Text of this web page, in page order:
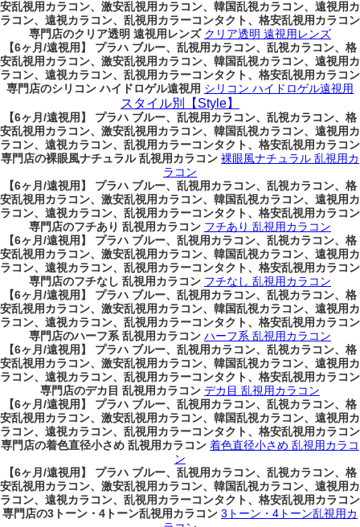
安乱視用カラコン、激安乱視用カラコン、韓国乱視カラコン、遠視用カ
ラコン、遠視カラコン、乱視用カラーコンタクト、格安乱視用カラコン
専門店のクリア透明 遠視用レンズ クリア透明 遠視用レンズ
【6ヶ月/遠視用】 プラハ ブルー、乱視用カラコン、乱視カラコン、格
安乱視用カラコン、激安乱視用カラコン、韓国乱視カラコン、遠視用カ
ラコン、遠視カラコン、乱視用カラーコンタクト、格安乱視用カラコン
専門店のシリコン ハイドロゲル遠視用 シリコン ハイドロゲル遠視用
スタイル別【Style】
【6ヶ月/遠視用】 プラハ ブルー、乱視用カラコン、乱視カラコン、格
安乱視用カラコン、激安乱視用カラコン、韓国乱視カラコン、遠視用カ
ラコン、遠視カラコン、乱視用カラーコンタクト、格安乱視用カラコン
専門店の裸眼風ナチュラル 乱視用カラコン 裸眼風ナチュラル 乱視用カ
ラコン
【6ヶ月/遠視用】 プラハ ブルー、乱視用カラコン、乱視カラコン、格
安乱視用カラコン、激安乱視用カラコン、韓国乱視カラコン、遠視用カ
ラコン、遠視カラコン、乱視用カラーコンタクト、格安乱視用カラコン
専門店のフチあり 乱視用カラコン フチあり 乱視用カラコン
【6ヶ月/遠視用】 プラハ ブルー、乱視用カラコン、乱視カラコン、格
安乱視用カラコン、激安乱視用カラコン、韓国乱視カラコン、遠視用カ
ラコン、遠視カラコン、乱視用カラーコンタクト、格安乱視用カラコン
専門店のフチなし 乱視用カラコン フチなし 乱視用カラコン
【6ヶ月/遠視用】 プラハ ブルー、乱視用カラコン、乱視カラコン、格
安乱視用カラコン、激安乱視用カラコン、韓国乱視カラコン、遠視用カ
ラコン、遠視カラコン、乱視用カラーコンタクト、格安乱視用カラコン
専門店のハーフ系 乱視用カラコン ハーフ系 乱視用カラコン
【6ヶ月/遠視用】 プラハ ブルー、乱視用カラコン、乱視カラコン、格
安乱視用カラコン、激安乱視用カラコン、韓国乱視カラコン、遠視用カ
ラコン、遠視カラコン、乱視用カラーコンタクト、格安乱視用カラコン
専門店のデカ目 乱視用カラコン デカ目 乱視用カラコン
【6ヶ月/遠視用】 プラハ ブルー、乱視用カラコン、乱視カラコン、格
安乱視用カラコン、激安乱視用カラコン、韓国乱視カラコン、遠視用カ
ラコン、遠視カラコン、乱視用カラーコンタクト、格安乱視用カラコン
専門店の着色直径小さめ 乱視用カラコン 着色直径小さめ 乱視用カラコ
ン
【6ヶ月/遠視用】 プラハ ブルー、乱視用カラコン、乱視カラコン、格
安乱視用カラコン、激安乱視用カラコン、韓国乱視カラコン、遠視用カ
ラコン、遠視カラコン、乱視用カラーコンタクト、格安乱視用カラコン
専門店の3トーン・4トーン乱視用カラコン 3トーン・4トーン乱視用カ